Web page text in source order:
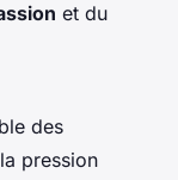
et du
des
pression